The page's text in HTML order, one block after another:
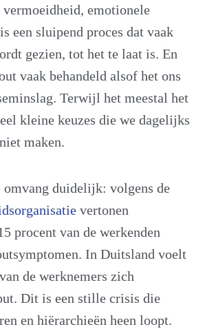
vermoeidheid, emotionele
een sluipend proces dat vaak
gezien, tot het te laat is. En
vaak behandeld alsof het ons
Terwijl het meestal het
kleine keuzes die we dagelijks
maken.
omvang duidelijk: volgens de
vertonen
procent van de werkenden
In Duitsland voelt
de werknemers zich
Dit is een stille crisis die
en hiërarchieën heen loopt.